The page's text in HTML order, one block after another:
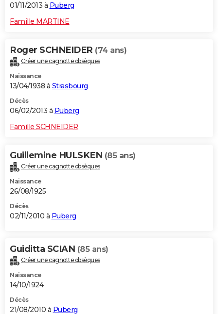
01/11/2013 à Puberg
Famille MARTINE
Roger SCHNEIDER (74 ans)
Créer une cagnotte obsèques
Naissance
13/04/1938 à Strasbourg
Décès
06/02/2013 à Puberg
Famille SCHNEIDER
Guillemine HULSKEN (85 ans)
Créer une cagnotte obsèques
Naissance
26/08/1925
Décès
02/11/2010 à Puberg
Guiditta SCIAN (85 ans)
Créer une cagnotte obsèques
Naissance
14/10/1924
Décès
21/08/2010 à Puberg